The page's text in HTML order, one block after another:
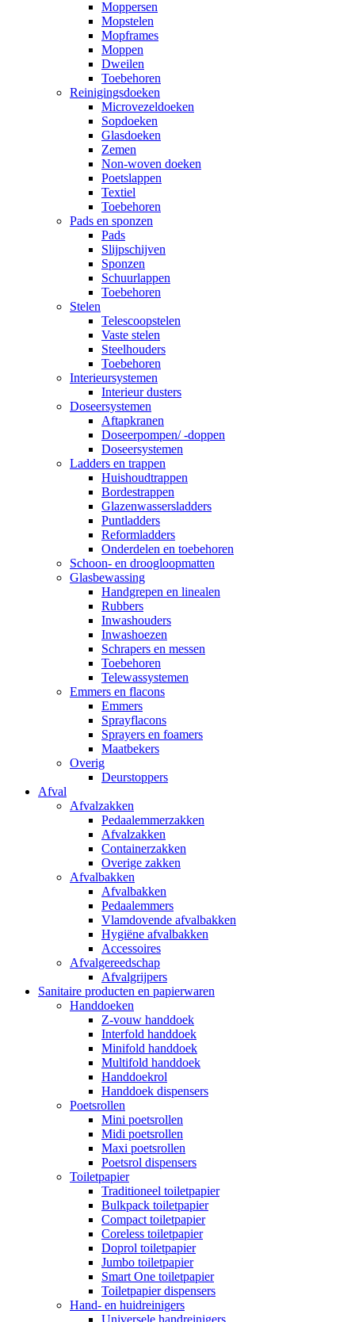
Moppersen
Mopstelen
Mopframes
Moppen
Dweilen
Toebehoren
Reinigingsdoeken
Microvezeldoeken
Sopdoeken
Glasdoeken
Zemen
Non-woven doeken
Poetslappen
Textiel
Toebehoren
Pads en sponzen
Pads
Slijpschijven
Sponzen
Schuurlappen
Toebehoren
Stelen
Telescoopstelen
Vaste stelen
Steelhouders
Toebehoren
Interieursystemen
Interieur dusters
Doseersystemen
Aftapkranen
Doseerpompen/ -doppen
Doseersystemen
Ladders en trappen
Huishoudtrappen
Bordestrappen
Glazenwassersladders
Puntladders
Reformladders
Onderdelen en toebehoren
Schoon- en droogloopmatten
Glasbewassing
Handgrepen en linealen
Rubbers
Inwashouders
Inwashoezen
Schrapers en messen
Toebehoren
Telewassystemen
Emmers en flacons
Emmers
Sprayflacons
Sprayers en foamers
Maatbekers
Overig
Deurstoppers
Afval
Afvalzakken
Pedaalemmerzakken
Afvalzakken
Containerzakken
Overige zakken
Afvalbakken
Afvalbakken
Pedaalemmers
Vlamdovende afvalbakken
Hygiëne afvalbakken
Accessoires
Afvalgereedschap
Afvalgrijpers
Sanitaire producten en papierwaren
Handdoeken
Z-vouw handdoek
Interfold handdoek
Minifold handdoek
Multifold handdoek
Handdoekrol
Handdoek dispensers
Poetsrollen
Mini poetsrollen
Midi poetsrollen
Maxi poetsrollen
Poetsrol dispensers
Toiletpapier
Traditioneel toiletpapier
Bulkpack toiletpapier
Compact toiletpapier
Coreless toiletpapier
Doprol toiletpapier
Jumbo toiletpapier
Smart One toiletpapier
Toiletpapier dispensers
Hand- en huidreinigers
Universele handreinigers